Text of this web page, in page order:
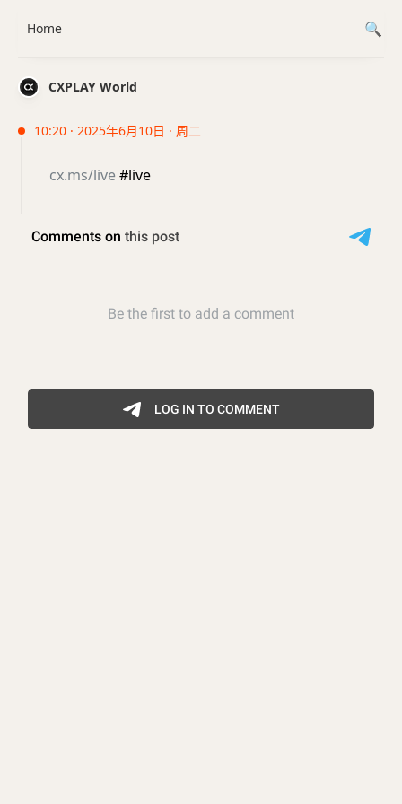
CXPLAY World
10:20 · 2025年6月10日 · 周二
cx.ms/live#live
Home